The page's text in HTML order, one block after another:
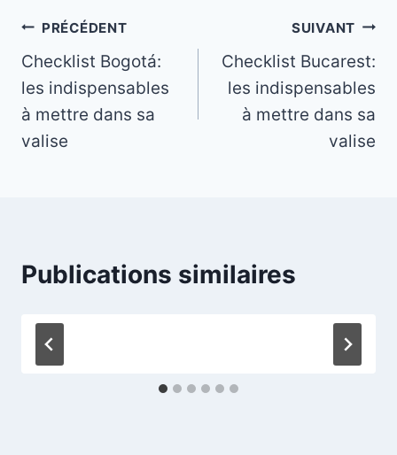
Navigation
de
l’article
PRÉCÉDENT
Checklist Bogotá:
les indispensables
à mettre dans sa
valise
SUIVANT
Checklist Bucarest:
les indispensables
à mettre dans sa
valise
Publications similaires